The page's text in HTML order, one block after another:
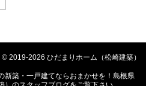
© 2019-2026 ひだまりホーム（松崎建築）
新築・一戸建てならおまかせを！島根県